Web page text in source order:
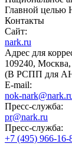
Главной целью
Контакты
Сайт:
nark.ru
Адрес для
109240,
(В РСПП для
E-mail:
nok-
Пресс-служба:
pr@nark.ru
Пресс-служба:
+7 (495) 966-16-